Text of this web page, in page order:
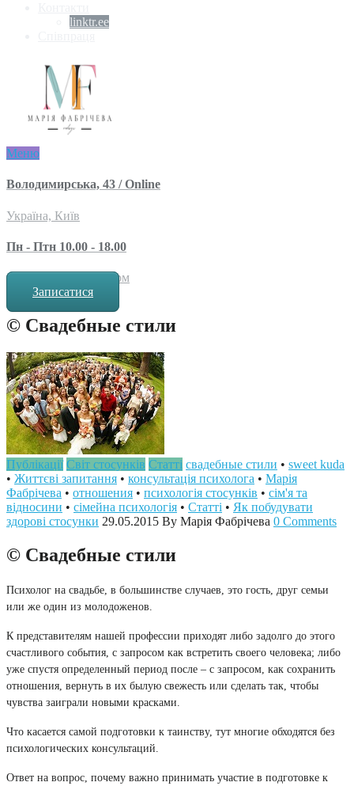
linktr.ee
Меню
Володимирська, 43 / Online
Україна, Київ
Пн - Птн 10.00 - 18.00
за попереднім записом
Записатися
© Свадебные стили
Публікації Світ стосунків Статті cвадебные стили • sweet kuda
• Життєві запитання • консультація психолога • Марія
Фабрічева • отношения • психологія стосунків • сім'я та
відносини • сімейна психологія • Статті • Як побудувати
здорові стосунки 29.05.2015 By Марія Фабрічева 0 Comments
© Свадебные стили
Психолог на свадьбе, в большинстве случаев, это гость, друг семьи
или же один из молодоженов.
К представителям нашей профессии приходят либо задолго до этого
счастливого события, с запросом как встретить своего человека; либо
уже спустя определенный период после – с запросом, как сохранить
отношения, вернуть в их былую свежесть или сделать так, чтобы
чувства заиграли новыми красками.
Что касается самой подготовки к таинству, тут многие обходятся без
психологических консультаций.
Ответ на вопрос, почему важно принимать участие в подготовке к